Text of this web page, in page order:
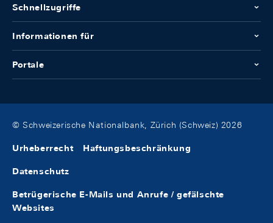
Schnellzugriffe
Informationen für
Portale
© Schweizerische Nationalbank, Zürich (Schweiz) 2026
Urheberrecht Haftungsbeschränkung
Datenschutz
Betrügerische E-Mails und Anrufe / gefälschte
Websites